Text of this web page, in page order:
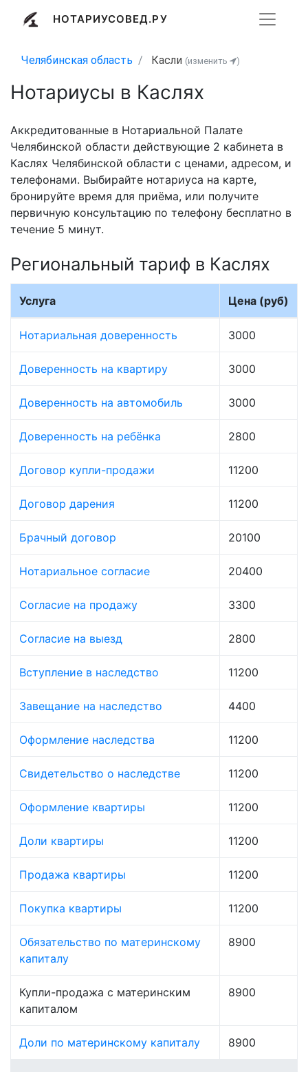
НОТАРИУСОВЕД.РУ
Челябинская область Касли (изменить )
Нотариусы в Каслях
Аккредитованные в Нотариальной Палате
Челябинской области действующие 2 кабинета в
Каслях Челябинской области с ценами, адресом, и
телефонами. Выбирайте нотариуса на карте,
бронируйте время для приёма, или получите
первичную консультацию по телефону бесплатно в
течение 5 минут.
Региональный тариф в Каслях
Услуга Цена (руб)
Нотариальная доверенность 3000
Доверенность на квартиру 3000
Доверенность на автомобиль 3000
Доверенность на ребёнка 2800
Договор купли-продажи 11200
Договор дарения 11200
Брачный договор 20100
Нотариальное согласие 20400
Согласие на продажу 3300
Согласие на выезд 2800
Вступление в наследство 11200
Завещание на наследство 4400
Оформление наследства 11200
Свидетельство о наследстве 11200
Оформление квартиры 11200
Доли квартиры 11200
Продажа квартиры 11200
Покупка квартиры 11200
Обязательство по материнскому
капиталу
8900
Купли-продажа с материнским
капиталом
8900
Доли по материнскому капиталу 8900